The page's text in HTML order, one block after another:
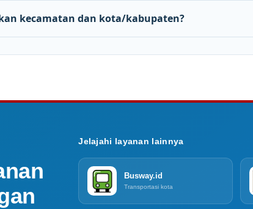
kecamatan dan kota/kabupaten?
Jelajahi layanan lainnya
Busway.id
Transportasi kota